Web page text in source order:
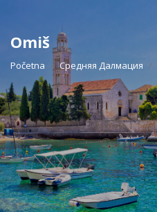
Omiš
Početna Средняя Далмация